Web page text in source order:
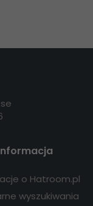
o Hatroom.pl
wyszukiwania